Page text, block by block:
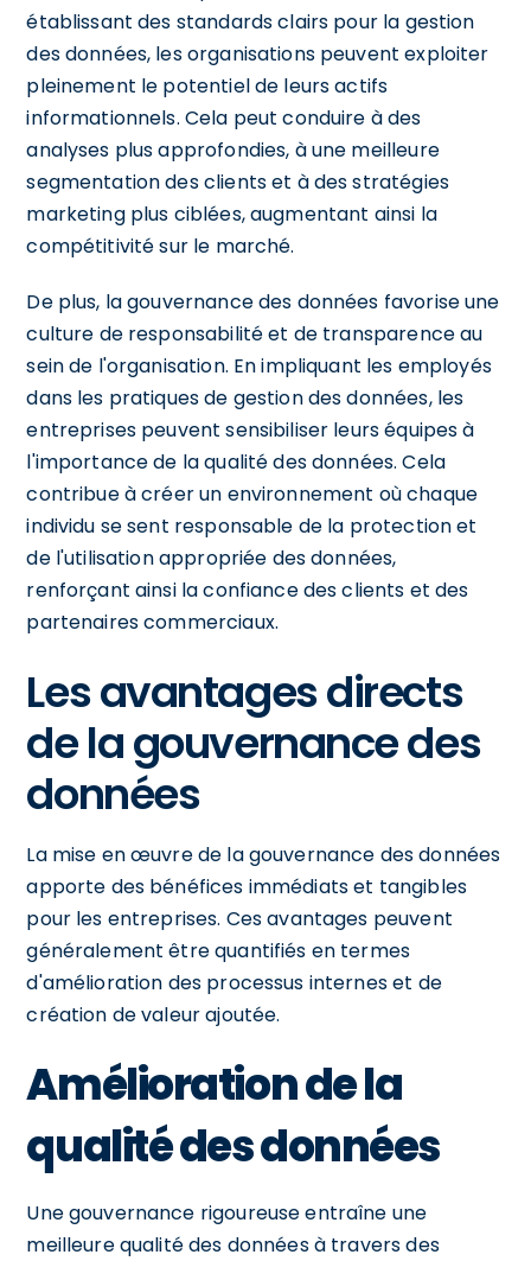
établissant des standards clairs pour la gestion
des données, les organisations peuvent exploiter
pleinement le potentiel de leurs actifs
informationnels. Cela peut conduire à des
analyses plus approfondies, à une meilleure
segmentation des clients et à des stratégies
marketing plus ciblées, augmentant ainsi la
compétitivité sur le marché.
De plus, la gouvernance des données favorise une
culture de responsabilité et de transparence au
sein de l'organisation. En impliquant les employés
dans les pratiques de gestion des données, les
entreprises peuvent sensibiliser leurs équipes à
l'importance de la qualité des données. Cela
contribue à créer un environnement où chaque
individu se sent responsable de la protection et
de l'utilisation appropriée des données,
renforçant ainsi la confiance des clients et des
partenaires commerciaux.
Les avantages directs
de la gouvernance des
données
La mise en œuvre de la gouvernance des données
apporte des bénéfices immédiats et tangibles
pour les entreprises. Ces avantages peuvent
généralement être quantifiés en termes
d'amélioration des processus internes et de
création de valeur ajoutée.
Amélioration de la
qualité des données
Une gouvernance rigoureuse entraîne une
meilleure qualité des données à travers des